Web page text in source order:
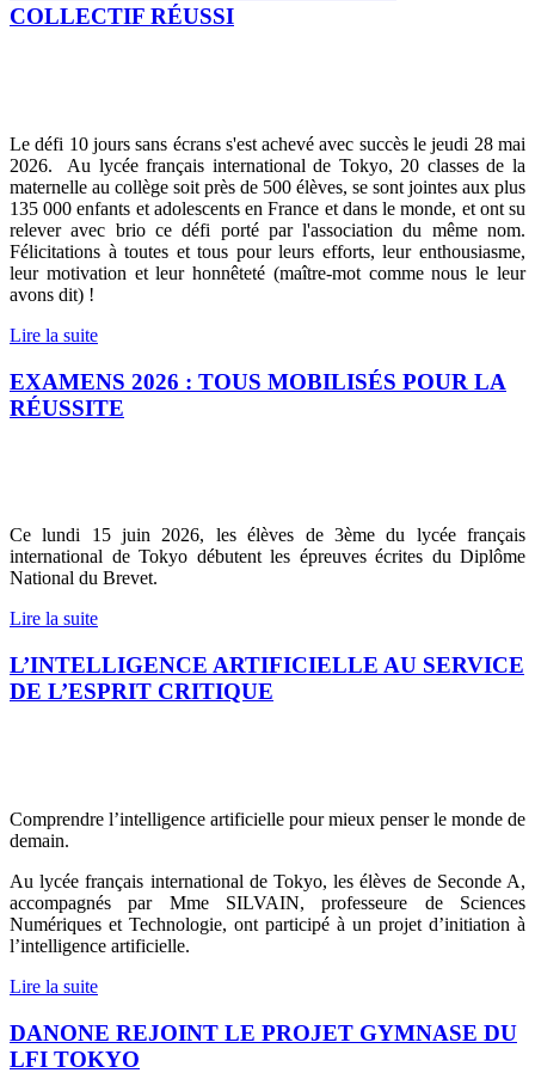
COLLECTIF RÉUSSI
Le défi 10 jours sans écrans s'est achevé avec succès le jeudi 28 mai
2026. Au lycée français international de Tokyo, 20 classes de la
maternelle au collège soit près de 500 élèves, se sont jointes aux plus
135 000 enfants et adolescents en France et dans le monde, et ont su
relever avec brio ce défi porté par l'association du même nom.
Félicitations à toutes et tous pour leurs efforts, leur enthousiasme,
leur motivation et leur honnêteté (maître-mot comme nous le leur
avons dit) !
Lire la suite
EXAMENS 2026 : TOUS MOBILISÉS POUR LA
RÉUSSITE
Ce lundi 15 juin 2026, les élèves de 3ème du lycée français
international de Tokyo débutent les épreuves écrites du Diplôme
National du Brevet.
Lire la suite
L’INTELLIGENCE ARTIFICIELLE AU SERVICE
DE L’ESPRIT CRITIQUE
Comprendre l’intelligence artificielle pour mieux penser le monde de
demain.
Au lycée français international de Tokyo, les élèves de Seconde A,
accompagnés par Mme SILVAIN, professeure de Sciences
Numériques et Technologie, ont participé à un projet d’initiation à
l’intelligence artificielle.
Lire la suite
DANONE REJOINT LE PROJET GYMNASE DU
LFI TOKYO